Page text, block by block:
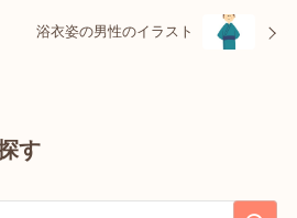
浴衣姿の男性のイラスト
す